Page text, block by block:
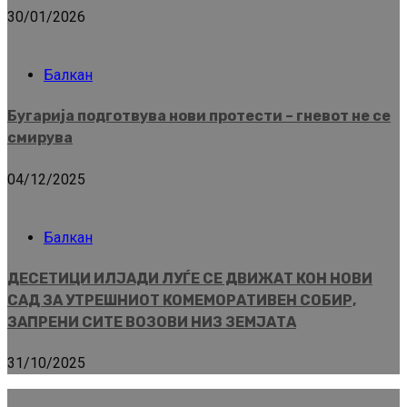
30/01/2026
Балкан
Бугарија подготвува нови протести – гневот не се
смирува
04/12/2025
Балкан
ДЕСЕТИЦИ ИЛЈАДИ ЛУЃЕ СЕ ДВИЖАТ КОН НОВИ
САД ЗА УТРЕШНИОТ КОМЕМОРАТИВЕН СОБИР,
ЗАПРЕНИ СИТЕ ВОЗОВИ НИЗ ЗЕМЈАТА
31/10/2025